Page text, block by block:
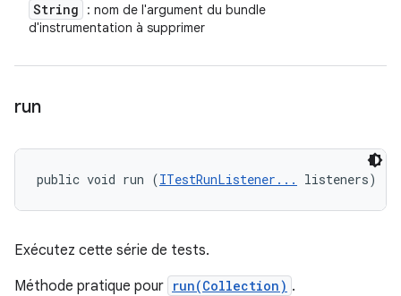
String
: nom de l'argument du bundle
d'instrumentation à supprimer
run
public void run (ITestRunListener... listeners)
Exécutez cette série de tests.
Méthode pratique pour run(Collection) .